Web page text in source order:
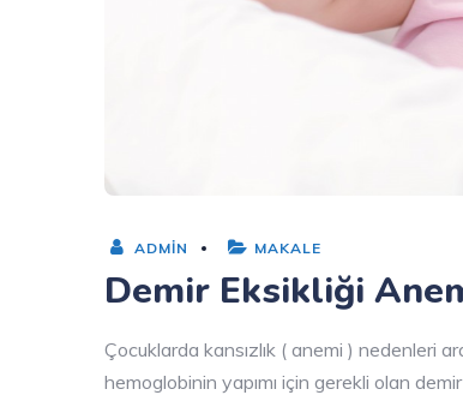
ADMIN MAKALE
Demir Eksikliği
Çocuklarda kansızlık ( anemi ) nedenleri
hemoglobinin yapımı için gerekli olan